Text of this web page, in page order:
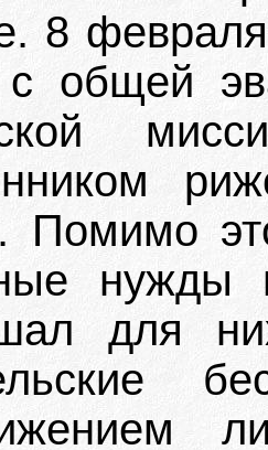
8
с общей
Помимо
нужды
для